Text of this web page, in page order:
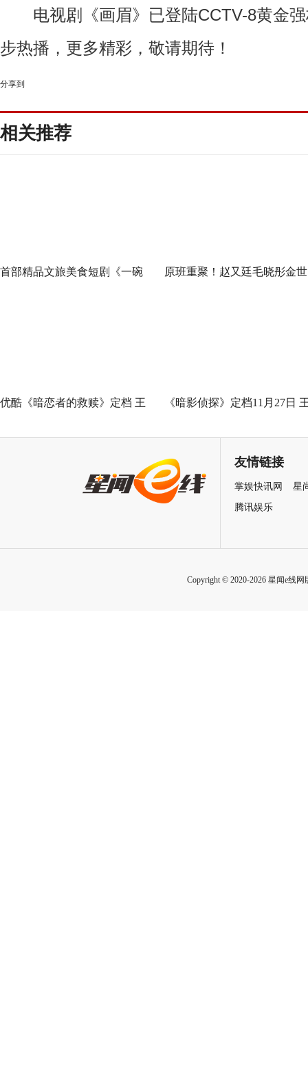
电视剧《画眉》已登陆CCTV-8黄金强
步热播，更多精彩，敬请期待！
分享到
相关推荐
首部精品文旅美食短剧《一碗 原班重聚！赵又廷毛晓彤金世
优酷《暗恋者的救赎》定档 王 《暗影侦探》定档11月27日
友情链接
掌娱快讯网
星
腾讯娱乐
Copyright © 2020-2026 星闻e线